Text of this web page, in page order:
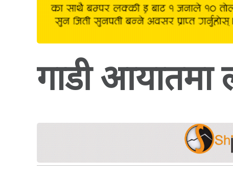
गाडी आयातमा